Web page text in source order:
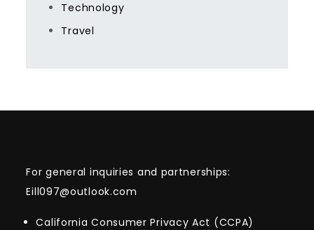
Technology
Travel
For general inquiries and partnerships:
Eill097@outlook.com
California Consumer Privacy Act (CCPA)